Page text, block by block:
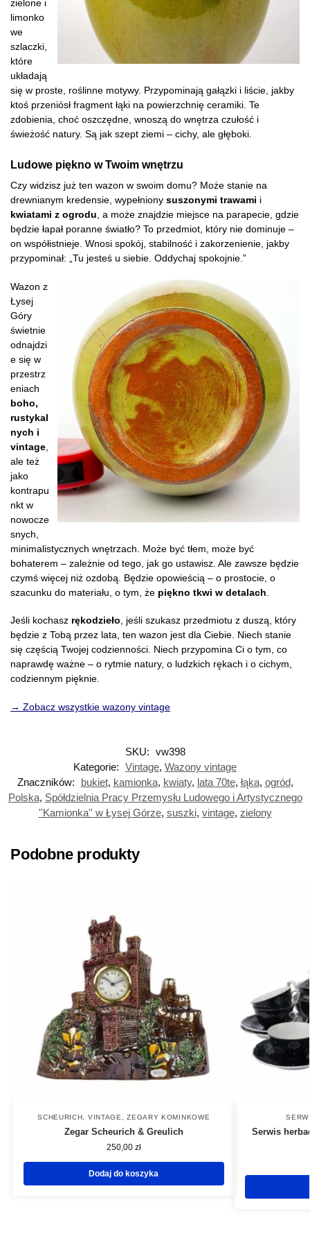
zielone i
limonko
we
szlaczki,
które
układają
się w proste, roślinne motywy. Przypominają gałązki i liście, jakby
ktoś przeniósł fragment łąki na powierzchnię ceramiki. Te
zdobienia, choć oszczędne, wnoszą do wnętrza czułość i
świeżość natury. Są jak szept ziemi – cichy, ale głęboki.
Ludowe piękno w Twoim wnętrzu
Czy widzisz już ten wazon w swoim domu? Może stanie na
drewnianym kredensie, wypełniony suszonymi trawami i
kwiatami z ogrodu, a może znajdzie miejsce na parapecie, gdzie
będzie łapał poranne światło? To przedmiot, który nie dominuje –
on współistnieje. Wnosi spokój, stabilność i zakorzenienie, jakby
przypominał: „Tu jesteś u siebie. Oddychaj spokojnie.”
Wazon z
Łysej
Góry
świetnie
odnajdzi
e się w
przestrz
eniach
boho,
rustykal
nych i
vintage
ale też
jako
kontrapu
nkt w
nowocze
snych,
minimalistycznych wnętrzach. Może być tłem, może być
bohaterem – zależnie od tego, jak go ustawisz. Ale zawsze będzie
czymś więcej niż ozdobą. Będzie opowieścią – o prostocie, o
szacunku do materiału, o tym, że piękno tkwi w detalach
Jeśli kochasz rękodzieło , jeśli szukasz przedmiotu z duszą, który
będzie z Tobą przez lata, ten wazon jest dla Ciebie. Niech stanie
się częścią Twojej codzienności. Niech przypomina Ci o tym, co
naprawdę ważne – o rytmie natury, o ludzkich rękach i o cichym,
codziennym pięknie.
→ Zobacz wszystkie wazony vintage
SKU: vw398
Kategorie: Vintage, Wazony vintage
Znaczników:
bukiet, kamionka, kwiaty, lata 70te, łąka, ogród,
Polska, Spółdzielnia Pracy Przemysłu Ludowego i Artystycznego
''Kamionka'' w Łysej Górze, suszki, vintage, zielony
Podobne produkty
SCHEURICH VINTAGE ,ZEGARY KOMINKOWE
Zegar Scheurich & Greulich
250,00 zł
Dodaj do koszyka
Serwis